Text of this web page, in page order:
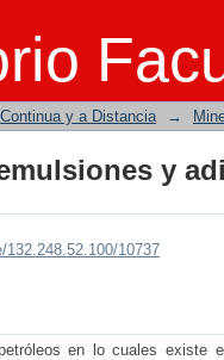
y
y a Distancia →
y
10737
en lo cuales existe